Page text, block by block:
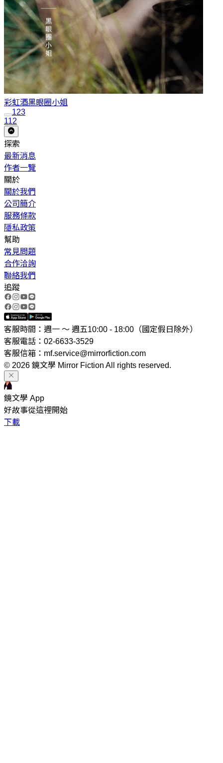
彩虹酒黑眼圈小姐
123
112
探索
最新消息
作者一覽
關於
關於我們
公司簡介
服務條款
隱私政策
幫助
常見問題
合作洽詢
聯絡我們
追蹤
客服時間：週一 ～ 週五10:00 - 18:00（國定假日除外）
客服電話：02-6633-3529
客服信箱：mf.service@mirrorfiction.com
© 2026 鏡文學 Mirror Fiction All rights reserved.
鏡文學 App
好故事從這裡開始
下載